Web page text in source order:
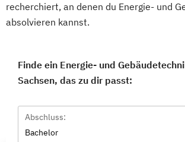
recherchiert, an denen du Energie- und
absolvieren kannst.
Finde ein Energie- und
Sachsen, das zu dir passt:
Abschluss:
Bachelor